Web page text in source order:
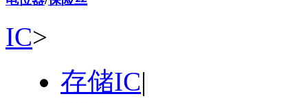
IC>
存储IC|